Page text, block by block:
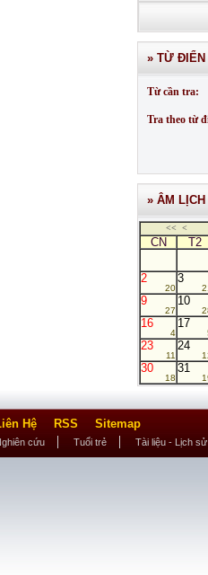
KINH
LƯU LY
GIẢNG
GIẢI
SƯ LƯU
GIẢNG
» TỪ ĐIỂN
Từ cần tra:
Tra theo từ
» ÂM LỊCH
<< <
CN T2
2
20
3
9
27
10
16
4
17
23
11
24
30
18
31
Hệ RSS Sitemap
cứu Tuổi trẻ Tài liệu - Lịch sử